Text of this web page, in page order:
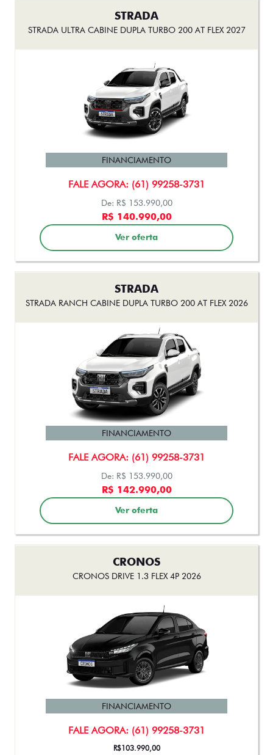
FALE AGORA: (61) 99258-3731
FINANCIAMENTO
R$ 140.990,00
Ver oferta
STRADA
STRADA RANCH CABINE DUPLA TURBO 200 AT FLEX 2026
FALE AGORA: (61) 99258-3731
FINANCIAMENTO
De: R$ 153.990,00
R$ 142.990,00
Ver oferta
CRONOS
FALE AGORA: (61) 99258-3731
FINANCIAMENTO
R$103.990,00
COM SEU USADO NA TROCA
Ver oferta